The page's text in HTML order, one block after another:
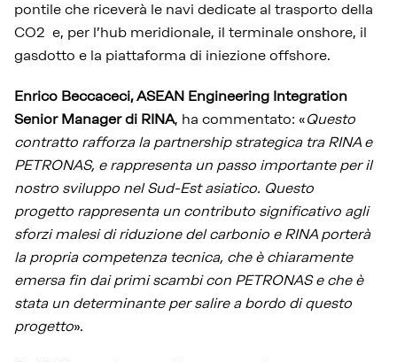
pontile che riceverà le navi dedicate al trasporto della
CO2 e, per l’hub meridionale, il terminale onshore, il
gasdotto e la piattaforma di iniezione offshore.
Enrico Beccaceci, ASEAN Engineering Integration
Senior Manager di RINA, ha commentato: «Questo
contratto rafforza la partnership strategica tra RINA e
PETRONAS, e rappresenta un passo importante per il
nostro sviluppo nel Sud-Est asiatico. Questo
progetto rappresenta un contributo significativo agli
sforzi malesi di riduzione del carbonio e RINA porterà
la propria competenza tecnica, che è chiaramente
emersa fin dai primi scambi con PETRONAS e che è
stata un determinante per salire a bordo di questo
progetto».